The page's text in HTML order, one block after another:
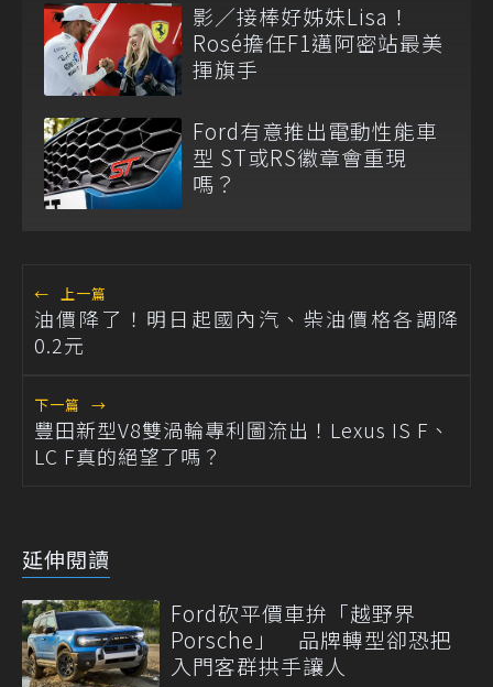
影／接棒好姊妹Lisa！
Rosé擔任F1邁阿密站最美
揮旗手
Ford有意推出電動性能車
型 ST或RS徽章會重現
嗎？
← 上一篇
油價降了！明日起國內汽、柴油價格各調降
0.2元
下一篇 →
豐田新型V8雙渦輪專利圖流出！Lexus IS F、
LC F真的絕望了嗎？
延伸閱讀
Ford砍平價車拚「越野界
Porsche」 品牌轉型卻恐把
入門客群拱手讓人